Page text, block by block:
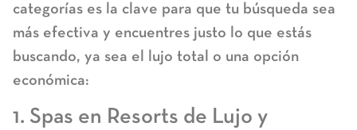
categorías es la clave para que tu búsqueda sea
más efectiva y encuentres justo lo que estás
buscando, ya sea el lujo total o una opción
económica:
1. Spas en Resorts de Lujo y